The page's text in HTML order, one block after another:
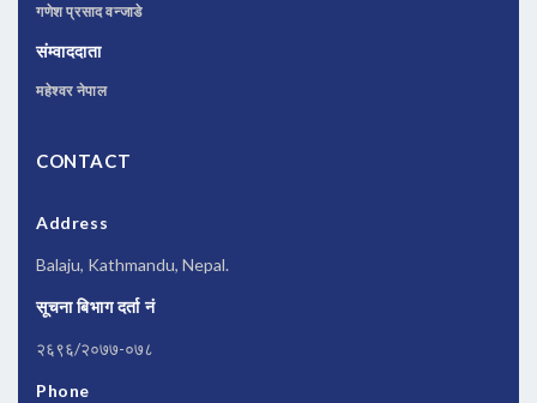
गणेश प्रसाद वन्जाडे
संम्वाददाता
महेश्वर नेपाल
CONTACT
Address
Balaju, Kathmandu, Nepal.
सूचना बिभाग दर्ता नं
२६९६/२०७७-०७८
Phone